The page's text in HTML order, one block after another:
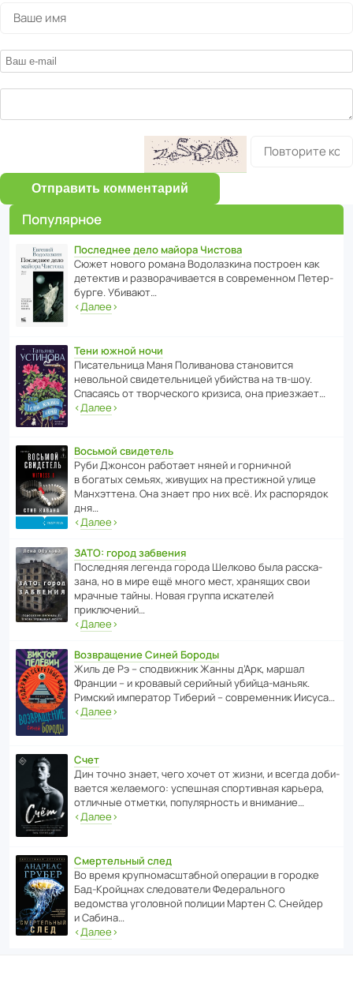
Отправить комментарий
Популярное
Последнее дело майора Чистова
Сюжет нового романа Водо­ла­з­кина пост­роен как
дете­ктив и разво­ра­чи­ва­ется в совре­менном Пете­р­
бурге. Убивают…
‹Далее›
Тени южной ночи
Писа­тель­ница Маня Поли­ва­нова стано­вится
невольной свиде­тель­ницей убийства на тв-шоу.
Спасаясь от твор­че­с­кого кризиса, она приезжает…
‹Далее›
Восьмой свидетель
Руби Джонсон рабо­тает няней и горни­чной
в богатых семьях, живущих на прес­ти­жной улице
Манх­эт­тена. Она знает про них всё. Их распо­рядок
дня…
‹Далее›
ЗАТО: город забвения
После­дняя легенда города Шелково была расска­
зана, но в мире ещё много мест, хранящих свои
мрачные тайны. Новая группа иска­телей
приключений…
‹Далее›
Возвращение Синей Бороды
Жиль де Рэ – спод­ви­жник Жанны д’Арк, маршал
Франции – и кровавый серийный убийца-маньяк.
Римский импе­ратор Тиберий – совре­менник Иисуса…
‹Далее›
Счет
Дин точно знает, чего хочет от жизни, и всегда доби­
ва­ется жела­е­мого: успе­шная спор­ти­вная карьера,
отли­чные отметки, попу­ля­р­ность и внимание…
‹Далее›
Смертельный след
Во время круп­но­мас­ш­та­бной операции в городке
Бад‑Крой­цнах следо­ва­тели Феде­раль­ного
ведомства уголо­вной полиции Мартен С. Снейдер
и Сабина…
‹Далее›